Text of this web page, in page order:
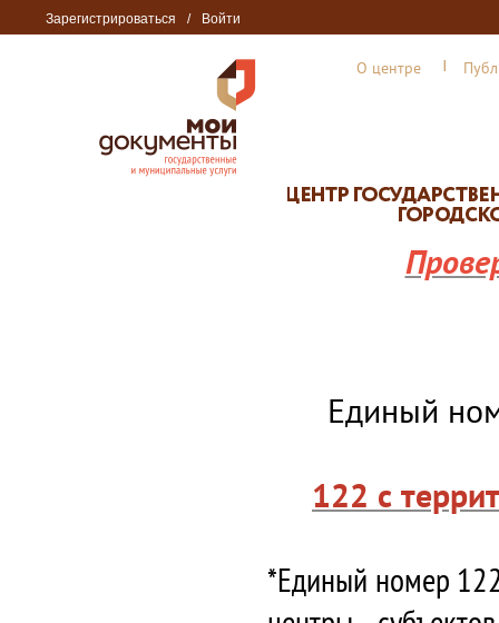
Зарегистрироваться / Войти
О центре
Единый
122 с
*Единый номер